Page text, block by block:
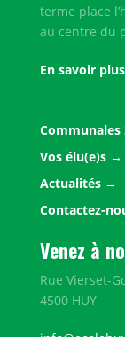
terme place
au centre du
En savoir
Communales
Vos élu(e)s
Actualités
Contactez-
Venez à
Rue Vierset-
4500 HUY